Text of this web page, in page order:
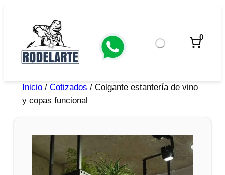
0
Inicio/ Cotizados / Colgante estantería de vino
y copas funcional